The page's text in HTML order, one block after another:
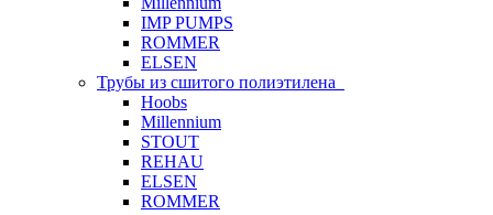
IMP PUMPS
ROMMER
ELSEN
Трубы из сшитого полиэтилена
Hoobs
Millennium
STOUT
REHAU
ELSEN
ROMMER